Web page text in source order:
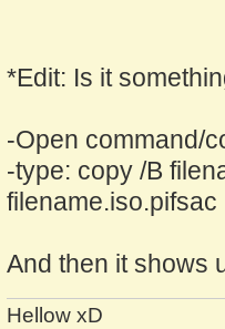
*Edit: Is it
-Open command/
-type: copy /B
And then it shows
Hellow xD